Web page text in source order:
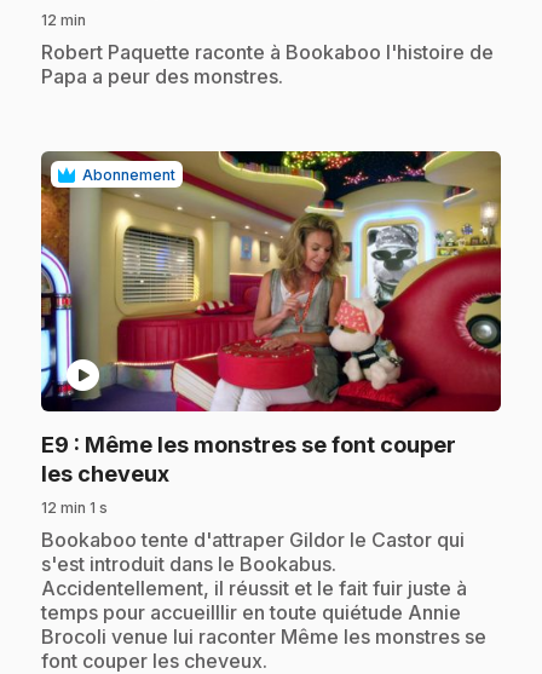
12 min
.Robert Paquette raconte à Bookaboo l'histoire de
Papa a peur des monstres.
Abonnement
play_circle
E9 : Même les monstres se font couper
les cheveux.
12 min 1 s
.Bookaboo tente d'attraper Gildor le Castor qui
s'est introduit dans le Bookabus.
Accidentellement, il réussit et le fait fuir juste à
temps pour accueilllir en toute quiétude Annie
Brocoli venue lui raconter Même les monstres se
font couper les cheveux.